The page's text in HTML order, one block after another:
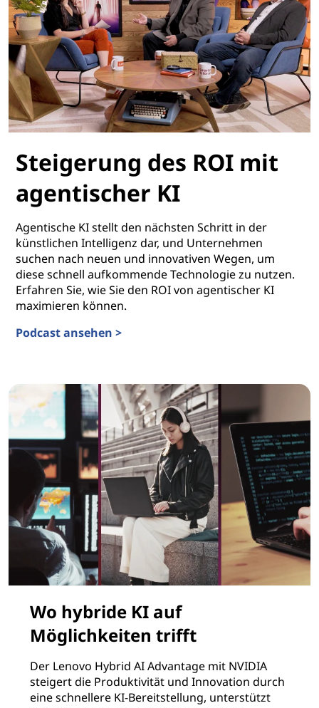
Steigerung des ROI mit
agentischer KI
Agentische KI stellt den nächsten Schritt in der
künstlichen Intelligenz dar, und Unternehmen
suchen nach neuen und innovativen Wegen, um
diese schnell aufkommende Technologie zu nutzen.
Erfahren Sie, wie Sie den ROI von agentischer KI
maximieren können.
Podcast ansehen >
Wo hybride KI auf
Möglichkeiten trifft
Der Lenovo Hybrid AI Advantage mit NVIDIA
steigert die Produktivität und Innovation durch
eine schnellere KI-Bereitstellung, unterstützt